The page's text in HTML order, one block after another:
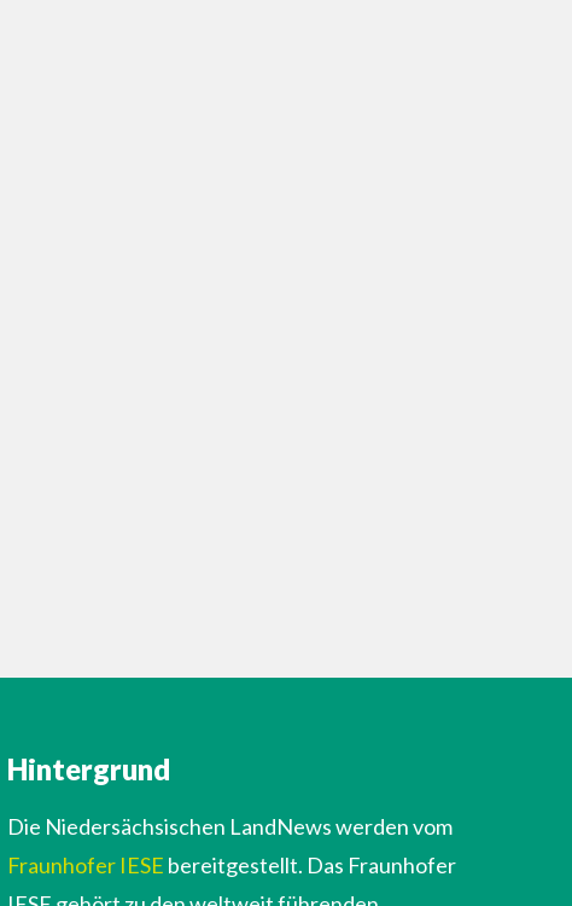
Hintergrund
Die Niedersächsischen LandNews werden vom
Fraunhofer IESE bereitgestellt. Das Fraunhofer